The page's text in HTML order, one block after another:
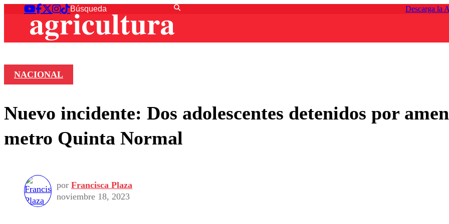
Descarga la
NACIONAL
Nuevo incidente: Dos adolescentes detenidos por
metro Quinta Normal
por Francisca Plaza
noviembre 18, 2023